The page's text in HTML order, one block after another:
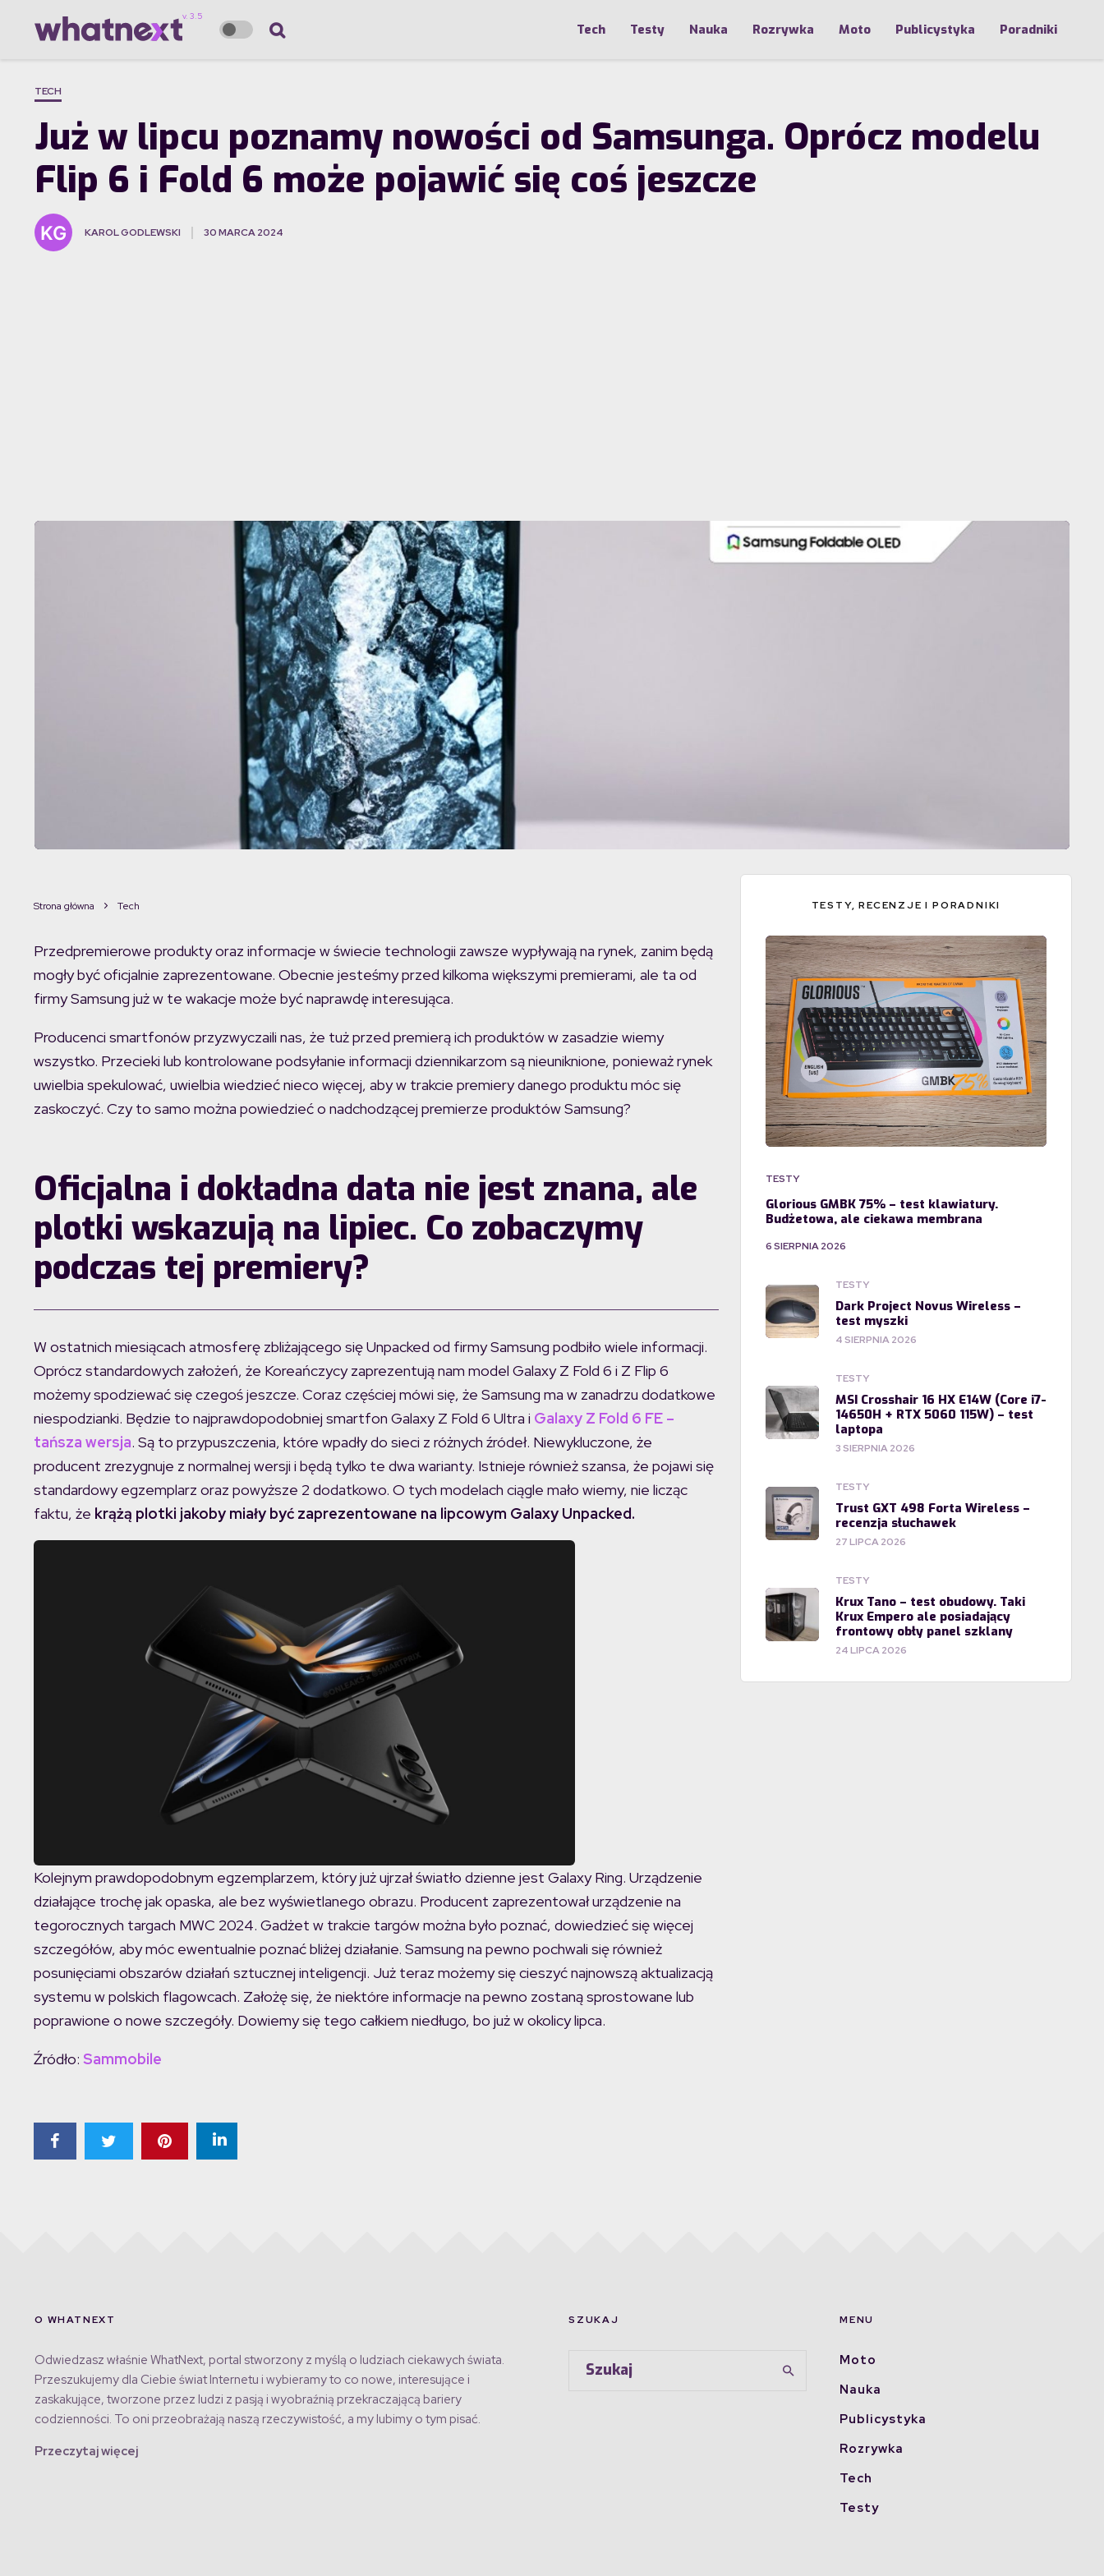
Tech Testy Nauka Rozrywka Moto Publicystyka Poradniki
TECH
Już w lipcu poznamy nowości od Samsunga. Oprócz modelu
Flip 6 i Fold 6 może pojawić się coś jeszcze
KAROL GODLEWSKI 30 MARCA 2024
Strona główna Tech
Przedpremierowe produkty oraz informacje w świecie technologii zawsze wypływają na rynek, zanim będą
mogły być oficjalnie zaprezentowane. Obecnie jesteśmy przed kilkoma większymi premierami, ale ta od
firmy Samsung już w te wakacje może być naprawdę interesująca.
Producenci smartfonów przyzwyczaili nas, że tuż przed premierą ich produktów w zasadzie wiemy
wszystko. Przecieki lub kontrolowane podsyłanie informacji dziennikarzom są nieuniknione, ponieważ rynek
uwielbia spekulować, uwielbia wiedzieć nieco więcej, aby w trakcie premiery danego produktu móc się
zaskoczyć. Czy to samo można powiedzieć o nadchodzącej premierze produktów Samsung?
Oficjalna i dokładna data nie jest znana, ale
plotki wskazują na lipiec. Co zobaczymy
podczas tej premiery?
W ostatnich miesiącach atmosferę zbliżającego się Unpacked od firmy Samsung podbiło wiele informacji.
Oprócz standardowych założeń, że Koreańczycy zaprezentują nam model Galaxy Z Fold 6 i Z Flip 6
możemy spodziewać się czegoś jeszcze. Coraz częściej mówi się, że Samsung ma w zanadrzu dodatkowe
niespodzianki. Będzie to najprawdopodobniej smartfon Galaxy Z Fold 6 Ultra i Galaxy Z Fold 6 FE –
tańsza wersja. Są to przypuszczenia, które wpadły do sieci z różnych źródeł. Niewykluczone, że
producent zrezygnuje z normalnej wersji i będą tylko te dwa warianty. Istnieje również szansa, że pojawi się
standardowy egzemplarz oraz powyższe 2 dodatkowo. O tych modelach ciągle mało wiemy, nie licząc
faktu, że krążą plotki jakoby miały być zaprezentowane na lipcowym Galaxy Unpacked.
Kolejnym prawdopodobnym egzemplarzem, który już ujrzał światło dzienne jest Galaxy Ring. Urządzenie
działające trochę jak opaska, ale bez wyświetlanego obrazu. Producent zaprezentował urządzenie na
tegorocznych targach MWC 2024. Gadżet w trakcie targów można było poznać, dowiedzieć się więcej
szczegółów, aby móc ewentualnie poznać bliżej działanie. Samsung na pewno pochwali się również
posunięciami obszarów działań sztucznej inteligencji. Już teraz możemy się cieszyć najnowszą aktualizacją
systemu w polskich flagowcach. Założę się, że niektóre informacje na pewno zostaną sprostowane lub
poprawione o nowe szczegóły. Dowiemy się tego całkiem niedługo, bo już w okolicy lipca.
Źródło: Sammobile
TESTY, RECENZJE I PORADNIKI
TESTY
Glorious GMBK 75% – test klawiatury.
Budżetowa, ale ciekawa membrana
6 SIERPNIA 2026
TESTY
Dark Project Novus Wireless –
test myszki
4 SIERPNIA 2026
TESTY
MSI Crosshair 16 HX E14W (Core i7-
14650H + RTX 5060 115W) – test
laptopa
3 SIERPNIA 2026
TESTY
Trust GXT 498 Forta Wireless –
recenzja słuchawek
27 LIPCA 2026
TESTY
Krux Tano – test obudowy. Taki
Krux Empero ale posiadający
frontowy obły panel szklany
24 LIPCA 2026
O WHATNEXT
Odwiedzasz właśnie WhatNext, portal stworzony z myślą o ludziach ciekawych świata.
Przeszukujemy dla Ciebie świat Internetu i wybieramy to co nowe, interesujące i
zaskakujące, tworzone przez ludzi z pasją i wyobraźnią przekraczającą bariery
codzienności. To oni przeobrażają naszą rzeczywistość, a my lubimy o tym pisać.
Przeczytaj więcej
SZUKAJ MENU
Moto
Nauka
Publicystyka
Rozrywka
Tech
Testy